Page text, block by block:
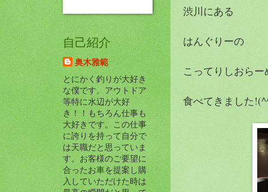
渋川にある
はんぐりーの
こってりしおらー
食べてきました
自己紹介
奥木雅範
とにかく釣りが大好き
な僕です。アウトドア
等特に水辺が大好
き！！もちろん仕事も
大好きです。この仕事
に誇りを持って自分で
は天職だと思っていま
す。お客様のご要望に
合ったお車を提案し購
入していただけた時は